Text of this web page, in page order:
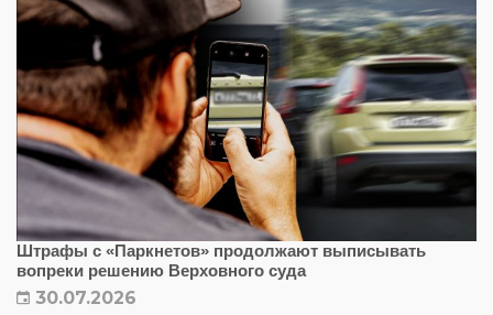
Штрафы с «Паркнетов» продолжают выписывать
вопреки решению Верховного суда
30.07.2026